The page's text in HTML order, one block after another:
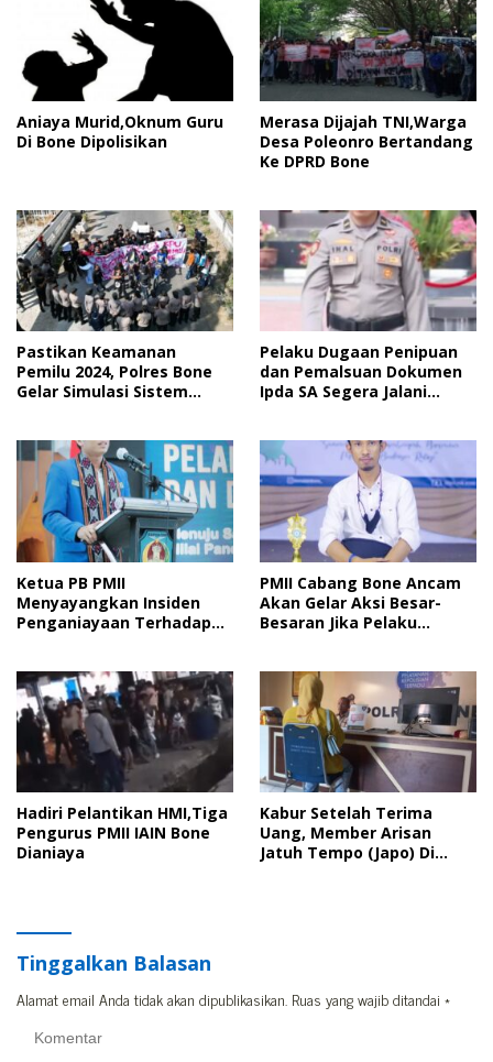
Aniaya Murid,Oknum Guru
Di Bone Dipolisikan
Merasa Dijajah TNI,Warga
Desa Poleonro Bertandang
Ke DPRD Bone
Pastikan Keamanan
Pemilu 2024, Polres Bone
Gelar Simulasi Sistem
Pelaku Dugaan Penipuan
dan Pemalsuan Dokumen
Ipda SA Segera Jalani
Hakim
Ketua PB PMII
Menyayangkan Insiden
Penganiayaan Terhadap
PMII Cabang Bone Ancam
Akan Gelar Aksi Besar-
Besaran Jika Pelaku
Hadiri Pelantikan HMI,Tiga
Pengurus PMII IAIN Bone
Dianiaya
Kabur Setelah Terima
Uang, Member Arisan
Jatuh Tempo (Japo) Di
Tinggalkan Balasan
Alamat email Anda tidak akan dipublikasikan. Ruas yang wajib ditandai *